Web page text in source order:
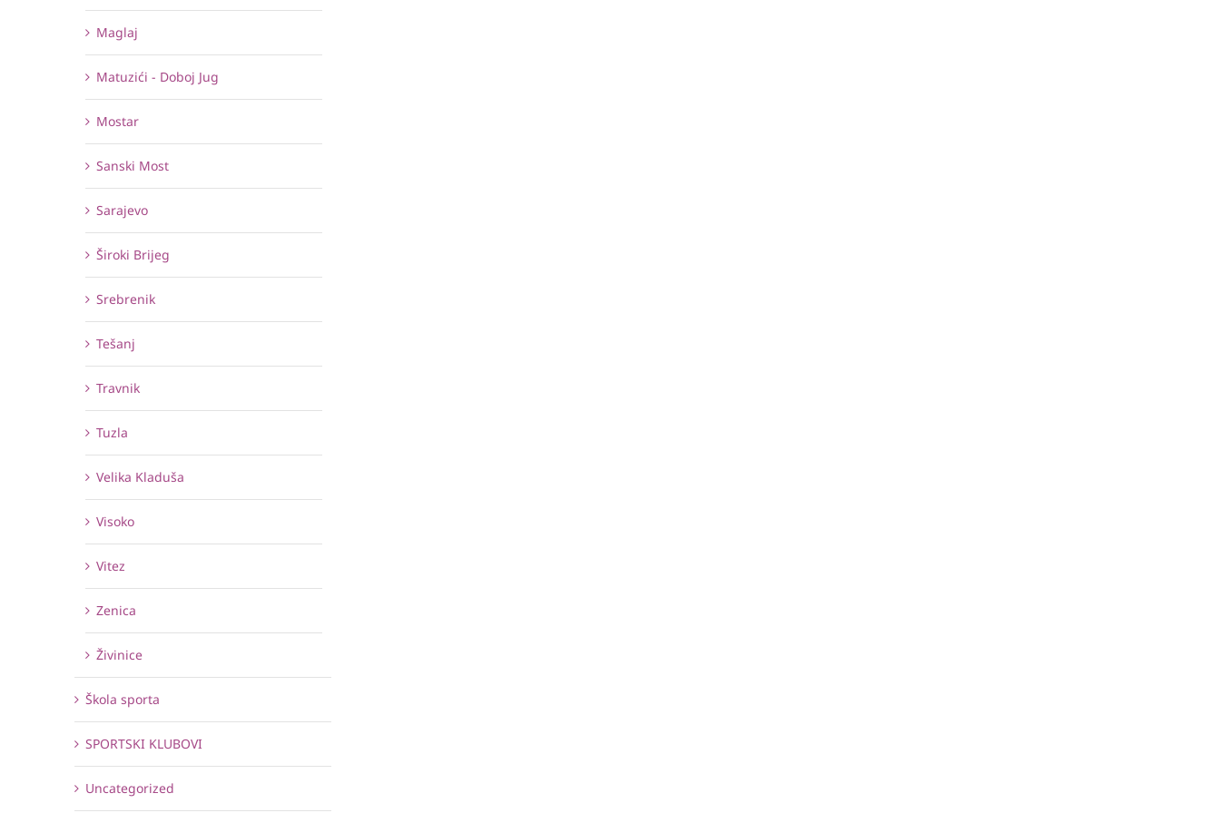
Maglaj
Matuzići - Doboj Jug
Mostar
Sanski Most
Sarajevo
Široki Brijeg
Srebrenik
Tešanj
Travnik
Tuzla
Velika Kladuša
Visoko
Vitez
Zenica
Živinice
Škola sporta
SPORTSKI KLUBOVI
Uncategorized